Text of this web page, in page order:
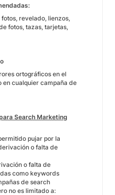
revelado, lienzos,
fotos, tazas, tarjetas,
ortográficos en el
en cualquier campaña de
Search Marketing
pujar por la
o falta de
o falta de
como keywords
de search
no es limitado a: